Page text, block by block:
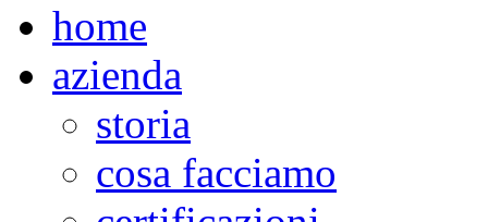
home
azienda
storia
cosa facciamo